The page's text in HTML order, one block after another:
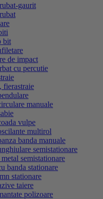
gaurit
bit
de impact
cu percutie
fierastraie
manuale
vulpe
multirol
banda manuale
semistationare
semistationare
banda stationare
stationare
taiere
polizoare